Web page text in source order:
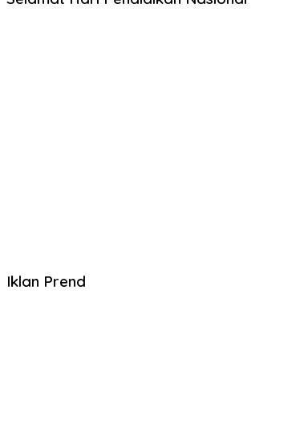
Iklan Prend